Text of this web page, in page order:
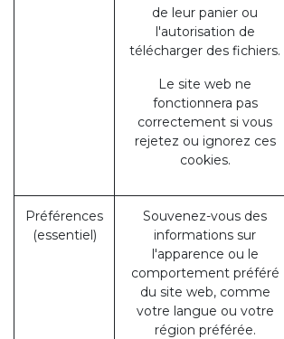
de leur panier ou
l'autorisation de
télécharger des fichiers.
Le site web ne
fonctionnera pas
correctement si vous
rejetez ou ignorez ces
cookies.
Préférences
(essentiel)
Souvenez-vous des
informations sur
l'apparence ou le
comportement préféré
du site web, comme
votre langue ou votre
région préférée.